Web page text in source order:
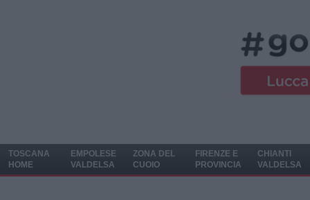
TOSCANA
HOME
EMPOLESE
VALDELSA
ZONA DEL
CUOIO
FIRENZE E
PROVINCIA
CHIANTI
VALDELSA